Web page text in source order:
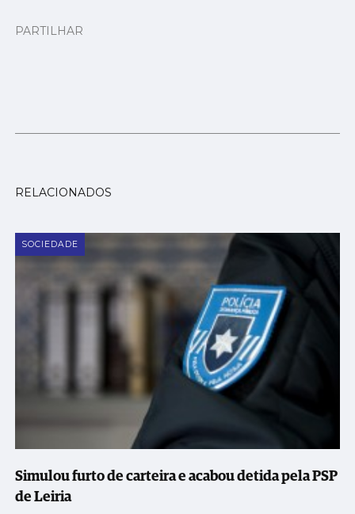
PARTILHAR
RELACIONADOS
SOCIEDADE
Simulou furto de carteira e acabou detida pela PSP
de Leiria